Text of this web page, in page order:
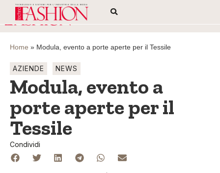
Home » Modula, evento a porte aperte per il Tessile
AZIENDE NEWS
Modula, evento a
porte aperte per il
Tessile
Condividi